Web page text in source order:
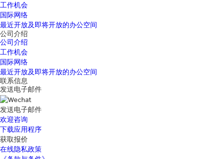
工作机会
国际网络
最近开放及即将开放的办公空间
公司介绍
公司介绍
工作机会
国际网络
最近开放及即将开放的办公空间
联系信息
发送电子邮件
发送电子邮件
欢迎咨询
下载应用程序
获取报价
在线隐私政策